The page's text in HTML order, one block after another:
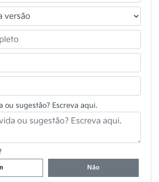
ou sugestão? Escreva aqui.
Não